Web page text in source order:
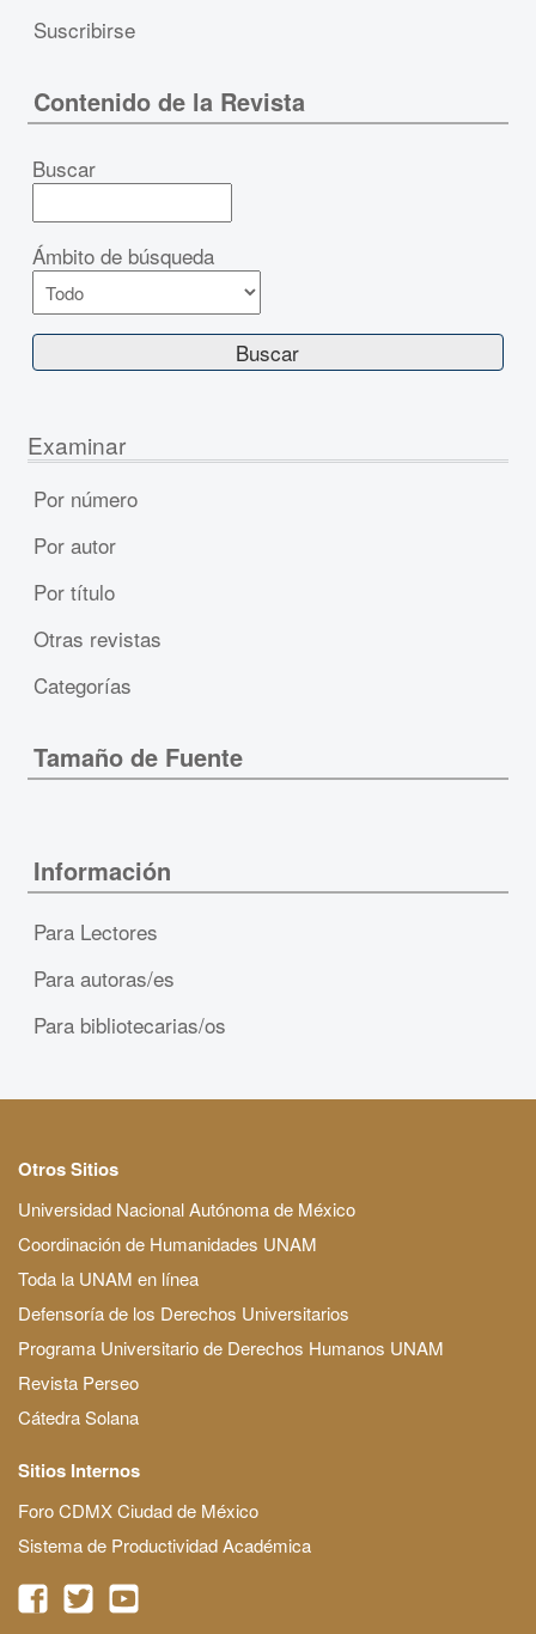
Suscribirse
Contenido de la Revista
Buscar
Ámbito de búsqueda
Examinar
Por número
Por autor
Por título
Otras revistas
Categorías
Tamaño de Fuente
Información
Para Lectores
Para autoras/es
Para bibliotecarias/os
Otros Sitios
Universidad Nacional Autónoma de México
Coordinación de Humanidades UNAM
Toda la UNAM en línea
Defensoría de los Derechos Universitarios
Programa Universitario de Derechos Humanos UNAM
Revista Perseo
Cátedra Solana
Sitios Internos
Foro CDMX Ciudad de México
Sistema de Productividad Académica